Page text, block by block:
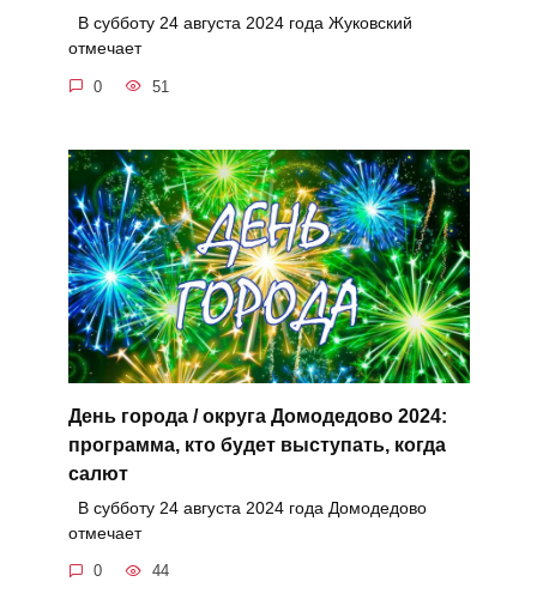
В субботу 24 августа 2024 года Жуковский
отмечает
0 51
День города / округа Домодедово 2024:
программа, кто будет выступать, когда
салют
В субботу 24 августа 2024 года Домодедово
отмечает
0 44